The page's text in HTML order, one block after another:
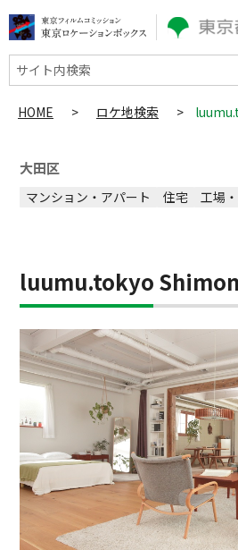
サイト内検索
HOME > ロケ地検索 >
大田区
マンション・アパート 住宅 工場
luumu.tokyo